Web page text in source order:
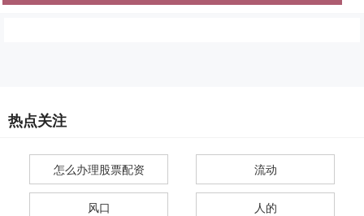
热点关注
怎么办理股票配资 流动
风口 人的